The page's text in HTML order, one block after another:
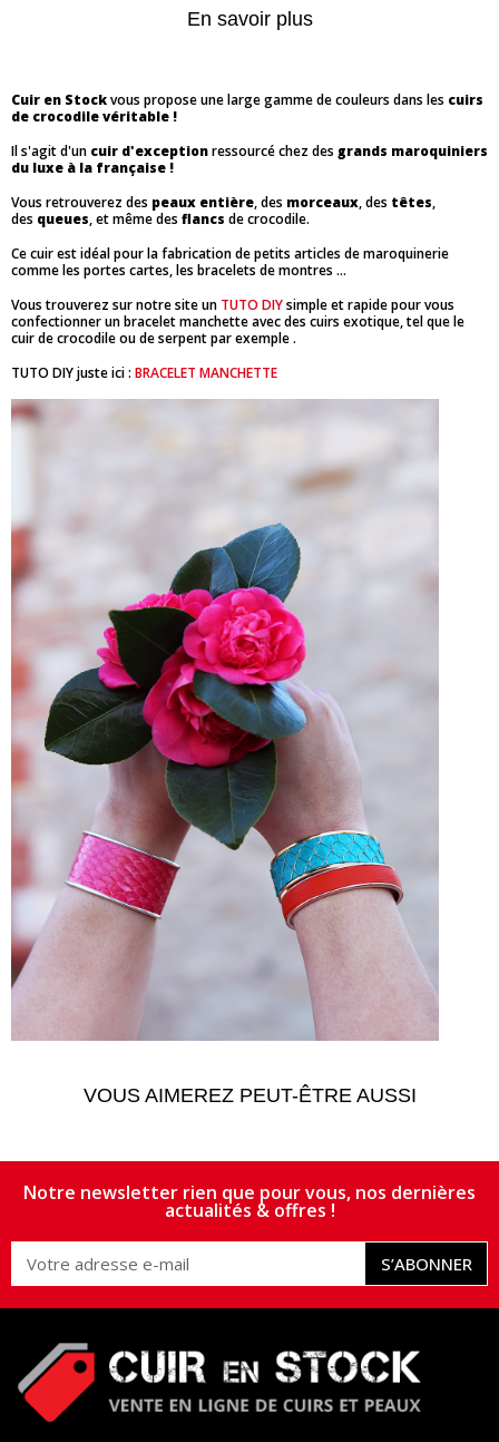
En savoir plus
Cuir en Stockvous propose une large gamme de couleurs dans les cuirs
de crocodile véritable !
Il s'agit d'un cuir d'exceptionressourcé chez des grands maroquiniers
du luxe à la française !
Vous retrouverez des peaux entière, des morceaux, des têtes,
des queues, et même des flancs de crocodile.
Ce cuir est idéal pour la fabrication de petits articles de maroquinerie
comme les portes cartes, les bracelets de montres ...
Vous trouverez sur notre site un TUTO DIYsimple et rapide pour vous
confectionner un bracelet manchette avec des cuirs exotique, tel que le
cuir de crocodile ou de serpent par exemple .
TUTO DIY juste ici : BRACELET MANCHETTE
VOUS AIMEREZ PEUT-ÊTRE AUSSI
Notre newsletter rien que pour vous, nos dernières
actualités & offres !
S’ABONNER